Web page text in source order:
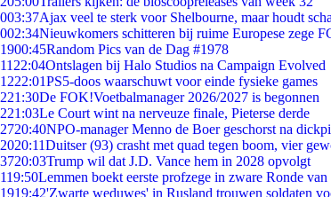
003:37Ajax veel te sterk voor Shelbourne, maar houdt
002:34Nieuwkomers schitteren bij ruime Europese zege
1900:45Random Pics van de Dag #1978
11 22:04Ontslagen bij Halo Studios na Campaign Evolved
1222:01PS5-doos waarschuwt voor einde fysieke games
221:30De FOK!Voetbalmanager 2026/2027 is begonnen
221:03Le Court wint na nerveuze finale, Pieterse derde
2720:40NPO-manager Menno de Boer geschorst na
2020:11Duitser (93) crasht met quad tegen boom, vier
3720:03Trump wil dat J.D. Vance hem in 2028 opvolgt
119:50Lemmen boekt eerste profzege in zware Ronde
1919:42'Zwarte weduwes' in Rusland trouwen soldaten